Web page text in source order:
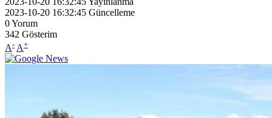
2023-10-20 16:32:45 Güncelleme
0Yorum
342 Gösterim
A- A+